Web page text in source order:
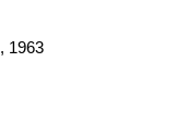
, 1963